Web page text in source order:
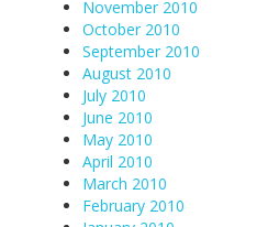
November 2010
October 2010
September 2010
August 2010
July 2010
June 2010
May 2010
April 2010
March 2010
February 2010